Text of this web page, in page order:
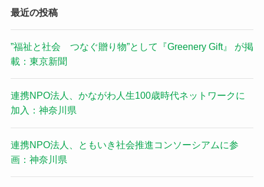
最近の投稿
”福祉と社会 つなぐ贈り物”として『Greenery Gift』 が掲
載：東京新聞
連携NPO法人、かながわ人生100歳時代ネットワークに
加入：神奈川県
連携NPO法人、ともいき社会推進コンソーシアムに参
画：神奈川県